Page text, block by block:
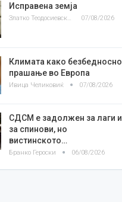
Исправена земја
Златко Теодосиевски 07/08/2026
Климата како безбедносно
прашање во Европа
Ивица Челиковиќ 07/08/2026
СДСМ е задолжен за лаги и
за спинови, но
вистинското…
Бранко Героски 06/08/2026